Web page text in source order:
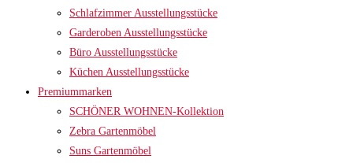
Schlafzimmer Ausstellungsstücke
Garderoben Ausstellungsstücke
Büro Ausstellungsstücke
Küchen Ausstellungsstücke
Premiummarken
SCHÖNER WOHNEN-Kollektion
Zebra Gartenmöbel
Suns Gartenmöbel